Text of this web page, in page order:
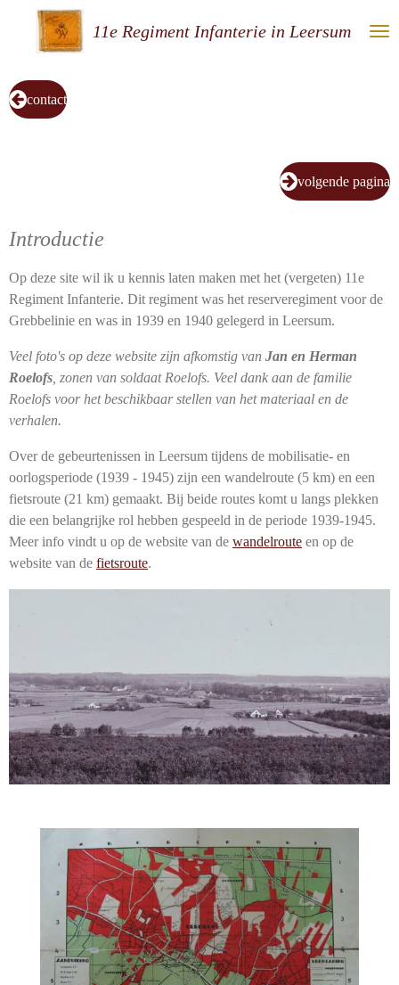
direct
de
hoofdinhoud
11e Regiment Infanterie in Leersum
contact
volgende pagina
Introductie
Op deze site wil ik u kennis laten maken met het (vergeten) 11e
Regiment Infanterie. Dit regiment was het reserveregiment voor de
Grebbelinie en was in 1939 en 1940 gelegerd in Leersum.
Veel foto's op deze website zijn afkomstig van Jan en Herman
Roelofs, zonen van soldaat Roelofs. Veel dank aan de familie
Roelofs voor het beschikbaar stellen van het materiaal en de
verhalen.
Over de gebeurtenissen in Leersum tijdens de mobilisatie- en
oorlogsperiode (1939 - 1945) zijn een wandelroute (5 km) en een
fietsroute (21 km) gemaakt. Bij beide routes komt u langs plekken
die een belangrijke rol hebben gespeeld in de periode 1939-1945.
Meer info vindt u op de website van de wandelroute en op de
website van de fietsroute.